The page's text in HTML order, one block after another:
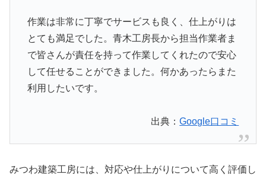
作業は非常に丁寧でサービスも良く、仕上がりは
とても満足でした。青木工房長から担当作業者ま
で皆さんが責任を持って作業してくれたので安心
して任せることができました。何かあったらまた
利用したいです。
出典：Google口コミ
みつわ建築工房には、対応や仕上がりについて高く評価し